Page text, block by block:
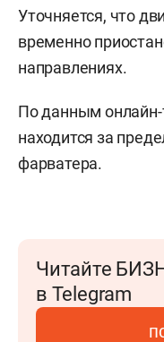
Уточняется, что
временно
направлениях.
По данным онлайн-
находится за
фарватера.
Читайте
в Telegram